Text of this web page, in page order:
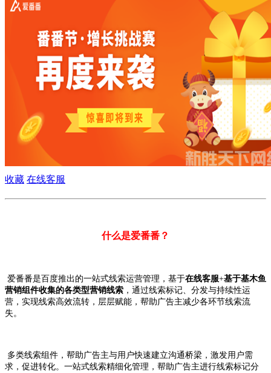
收藏 在线客服
什么是爱番番？
爱番番是百度推出的一站式线索运营管理，基于在线客服+基于基木鱼
营销组件收集的各类型营销线索 ，通过线索标记、分发与持续性运
营，实现线索高效流转，层层赋能，帮助广告主减少各环节线索流
失。
多类线索组件，帮助广告主与用户快速建立沟通桥梁，激发用户需
求，促进转化。一站式线索精细化管理，帮助广告主进行线索标记分